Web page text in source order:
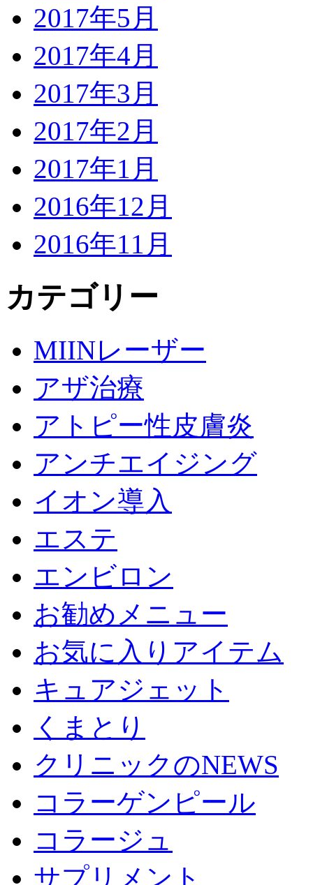
2017年5月
2017年4月
2017年3月
2017年2月
2017年1月
2016年12月
2016年11月
カテゴリー
MIINレーザー
アザ治療
アトピー性皮膚炎
アンチエイジング
イオン導入
エステ
エンビロン
お勧めメニュー
お気に入りアイテム
キュアジェット
くまとり
クリニックのNEWS
コラーゲンピール
コラージュ
サプリメント